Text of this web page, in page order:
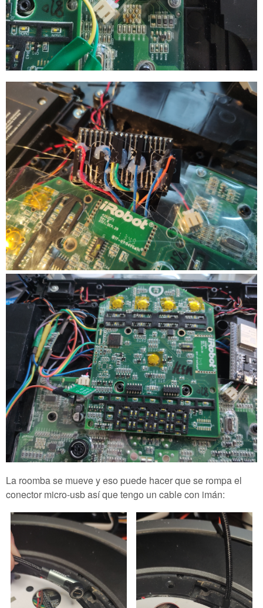
La roomba se mueve y eso puede hacer que se rompa el
conector micro-usb así que tengo un cable con imán: